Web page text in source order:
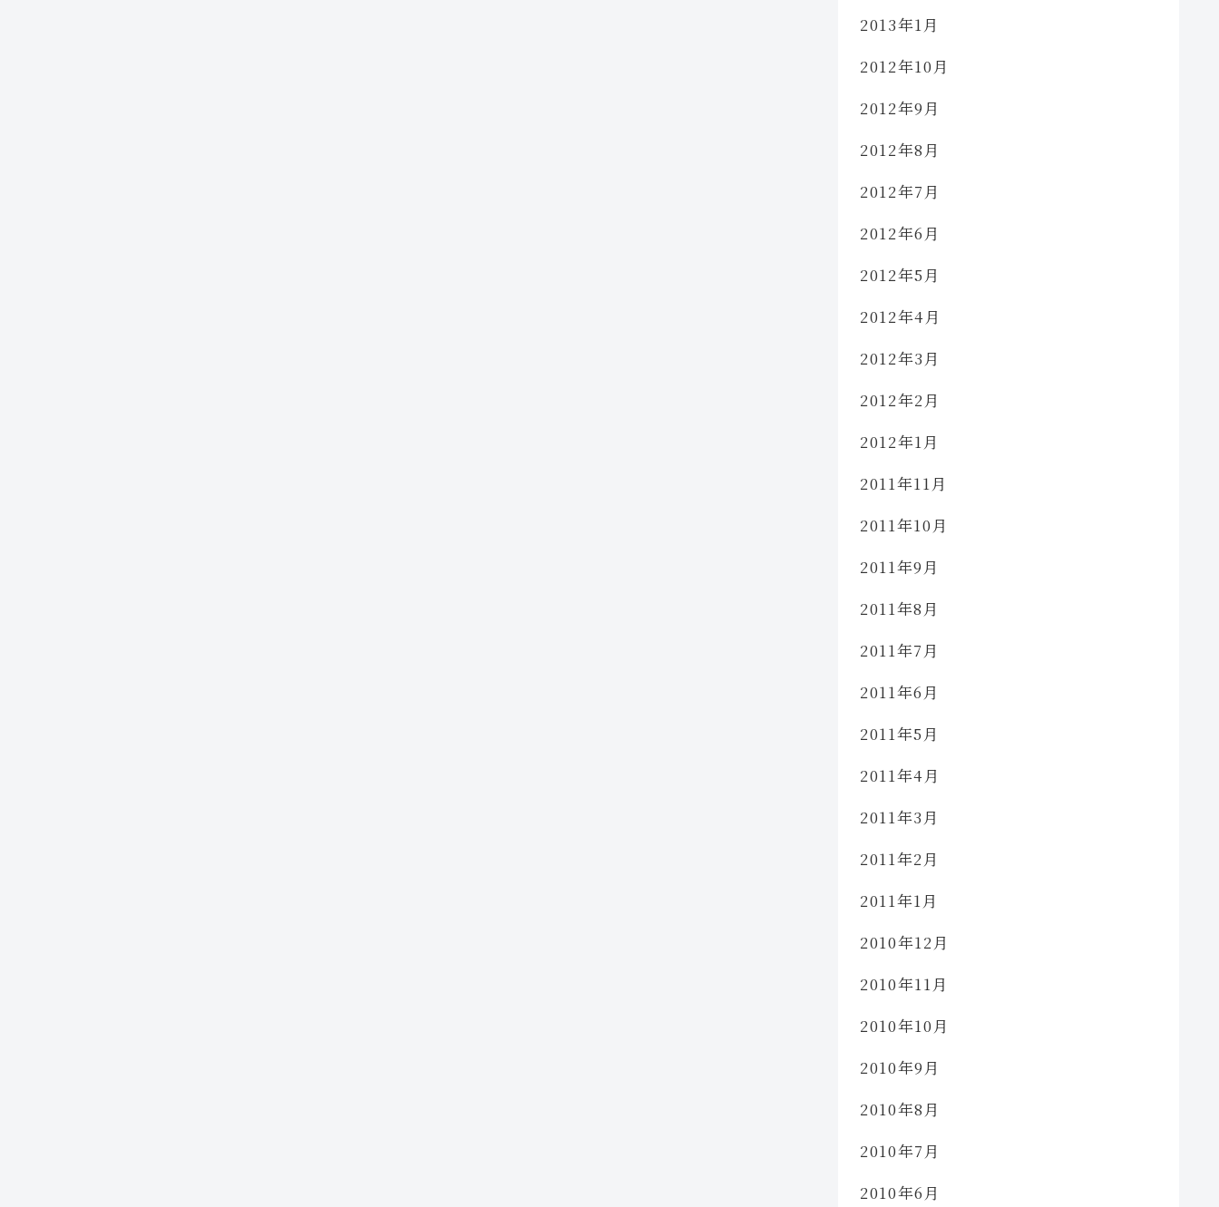
2013年1月
2012年10月
2012年9月
2012年8月
2012年7月
2012年6月
2012年5月
2012年4月
2012年3月
2012年2月
2012年1月
2011年11月
2011年10月
2011年9月
2011年8月
2011年7月
2011年6月
2011年5月
2011年4月
2011年3月
2011年2月
2011年1月
2010年12月
2010年11月
2010年10月
2010年9月
2010年8月
2010年7月
2010年6月